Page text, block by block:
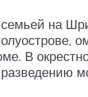
на
В